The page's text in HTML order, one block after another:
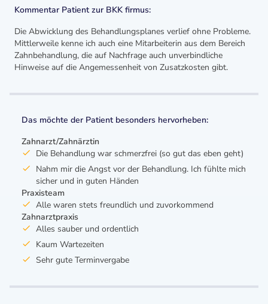
Kommentar Patient zur BKK firmus:
Die Abwicklung des Behandlungsplanes verlief ohne Probleme.
Mittlerweile kenne ich auch eine Mitarbeiterin aus dem Bereich
Zahnbehandlung, die auf Nachfrage auch unverbindliche
Hinweise auf die Angemessenheit von Zusatzkosten gibt.
Das möchte der Patient besonders hervorheben:
Zahnarzt/Zahnärztin
Die Behandlung war schmerzfrei (so gut das eben geht)
Nahm mir die Angst vor der Behandlung. Ich fühlte mich
sicher und in guten Händen
Praxisteam
Alle waren stets freundlich und zuvorkommend
Zahnarztpraxis
Alles sauber und ordentlich
Kaum Wartezeiten
Sehr gute Terminvergabe